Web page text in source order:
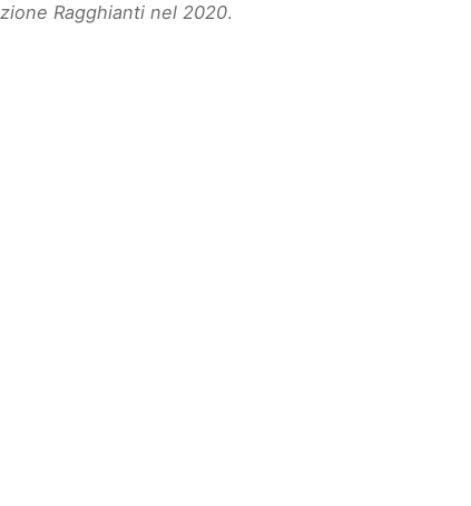
Ragghianti nel 2020.